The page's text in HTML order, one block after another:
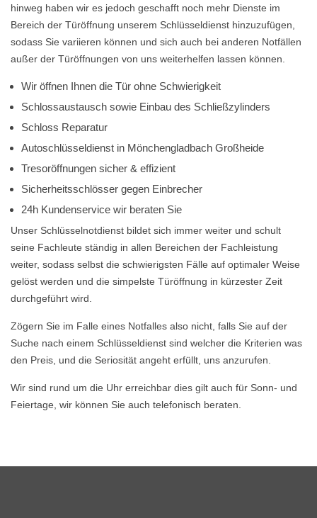
hinweg haben wir es jedoch geschafft noch mehr Dienste im
Bereich der Türöffnung unserem Schlüsseldienst hinzuzufügen,
sodass Sie variieren können und sich auch bei anderen Notfällen
außer der Türöffnungen von uns weiterhelfen lassen können.
Wir öffnen Ihnen die Tür ohne Schwierigkeit
Schlossaustausch sowie Einbau des Schließzylinders
Schloss Reparatur
Autoschlüsseldienst in Mönchengladbach Großheide
Tresoröffnungen sicher & effizient
Sicherheitsschlösser gegen Einbrecher
24h Kundenservice wir beraten Sie
Unser Schlüsselnotdienst bildet sich immer weiter und schult
seine Fachleute ständig in allen Bereichen der Fachleistung
weiter, sodass selbst die schwierigsten Fälle auf optimaler Weise
gelöst werden und die simpelste Türöffnung in kürzester Zeit
durchgeführt wird.
Zögern Sie im Falle eines Notfalles also nicht, falls Sie auf der
Suche nach einem Schlüsseldienst sind welcher die Kriterien was
den Preis, und die Seriosität angeht erfüllt, uns anzurufen.
Wir sind rund um die Uhr erreichbar dies gilt auch für Sonn- und
Feiertage, wir können Sie auch telefonisch beraten.